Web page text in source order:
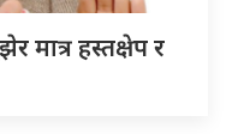
मात्र हस्तक्षेप र